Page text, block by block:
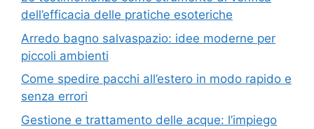
dell’efficacia delle pratiche esoteriche
Arredo bagno salvaspazio: idee moderne per
piccoli ambienti
Come spedire pacchi all’estero in modo rapido e
senza errori
Gestione e trattamento delle acque: l’impiego